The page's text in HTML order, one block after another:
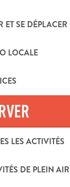
ET SE DÉPLACER
LOCALE
LES ACTIVITÉS
DE PLEIN AIR
Idéal
il offre
Cassis et
de